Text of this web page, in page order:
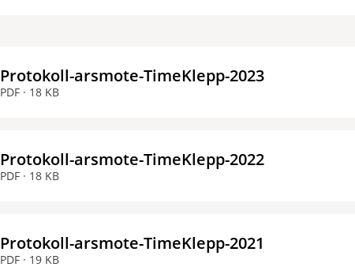
Protokoll-arsmote-TimeKlepp-2023
PDF · 18 KB
Protokoll-arsmote-TimeKlepp-2022
PDF · 18 KB
Protokoll-arsmote-TimeKlepp-2021
PDF · 19 KB